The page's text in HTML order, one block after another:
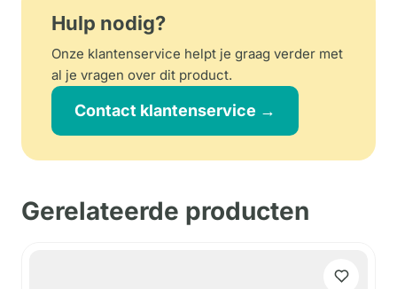
Hulp nodig?
Onze klantenservice helpt je graag verder met
al je vragen over dit product.
Contact klantenservice →
Gerelateerde producten